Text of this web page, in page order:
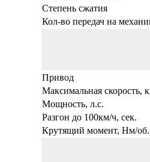
Степень сжатия
Кол-во передач на
Привод
Максимальная скорость,
Мощность, л.с.
Разгон до 100км/ч, сек.
Крутящий момент, Нм/